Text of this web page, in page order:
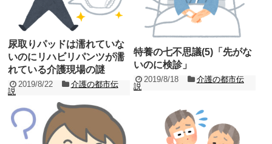
尿取りパッドは濡れていな
いのにリハビリパンツが濡
れている介護現場の謎
2019/8/22
介護の都市伝
説
介護現場で利用者の排泄介助をしている
と時々遭遇するのが「尿取りパッド（以
下、パッド）は濡れていないのにオムツ
やリハビリパンツ（以下、...
記事を読む
特養の七不思議(5)「先がな
いのに検診」
2019/8/18
介護の都市伝
説
思議」について記事を書きたいと思いま
す。 今回は七不思議5つ目の「先がない
のに検診」につい...
記事を読む